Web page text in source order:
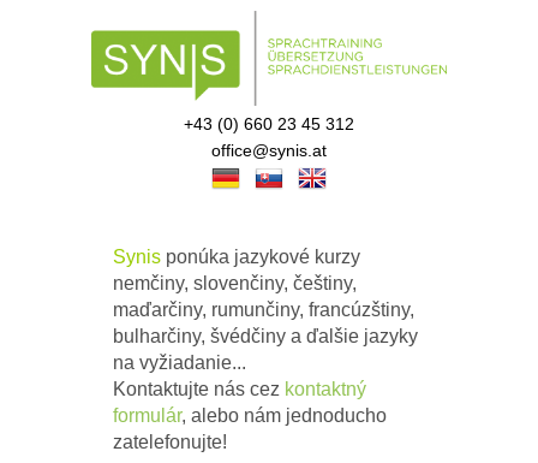
+43 (0) 660 23 45 312
office@synis.at
Synis ponúka jazykové kurzy
nemčiny, slovenčiny, češtiny,
maďarčiny, rumunčiny, francúzštiny,
bulharčiny, švédčiny a ďalšie jazyky
na vyžiadanie...
Kontaktujte nás cez kontaktný
formulár, alebo nám jednoducho
zatelefonujte!